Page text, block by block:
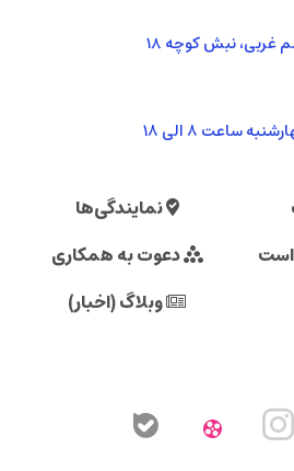
غربی، نبش کوچه 18
ساعت ۸ الی ۱۸
نمایندگی‌ها
دعوت به همکاری
وبلاگ (اخبار)